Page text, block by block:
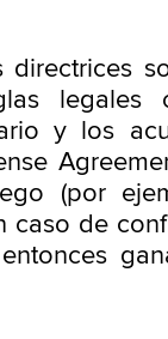
directrices
legales
y los
(por
caso de